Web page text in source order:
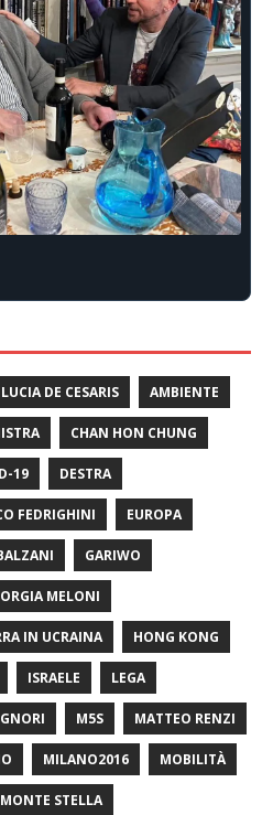
DE CESARIS AMBIENTE
CHAN HON CHUNG
19 DESTRA
FEDRIGHINI EUROPA
GARIWO
MELONI
IN UCRAINA HONG KONG
ISRAELE LEGA
M5S MATTEO RENZI
MILANO2016 MOBILITÀ
MONTE STELLA